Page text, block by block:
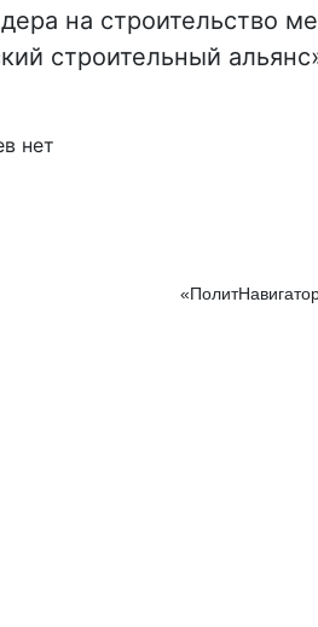
на строительство
строительный
нет